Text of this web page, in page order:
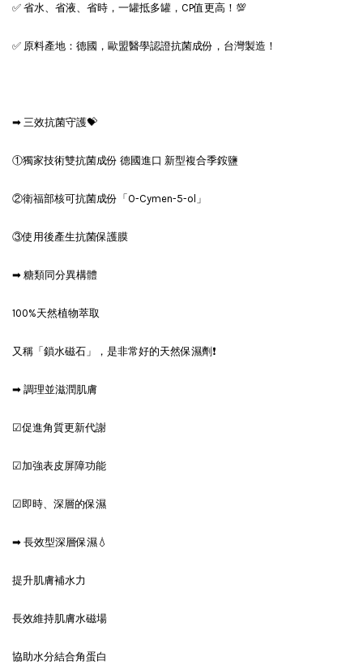
✅ 省水、省液、省時，一罐抵多罐，CP值更高！💯
✅ 原料產地：德國，歐盟醫學認證抗菌成份，台灣製造！
➡ 三效抗菌守護💝
①獨家技術雙抗菌成份 德國進口 新型複合季銨鹽
②衛福部核可抗菌成份「O-Cymen-5-ol」
③使用後產生抗菌保護膜
➡ 糖類同分異構體
100%天然植物萃取
又稱「鎖水磁石」，是非常好的天然保濕劑❗
➡ 調理並滋潤肌膚
☑促進角質更新代謝
☑加強表皮屏障功能
☑即時、深層的保濕
➡ 長效型深層保濕💧
提升肌膚補水力
長效維持肌膚水磁場
協助水分結合角蛋白